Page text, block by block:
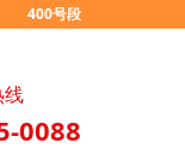
400号段
线
0088